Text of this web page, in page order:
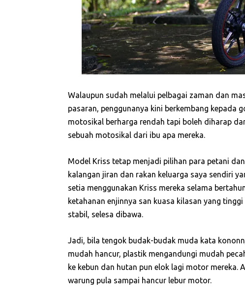
Walaupun sudah melalui pelbagai zaman dan
pasaran, penggunanya kini berkembang kepada
motosikal berharga rendah tapi boleh diharap
sebuah motosikal dari ibu apa mereka.
Model Kriss tetap menjadi pilihan para petani
kalangan jiran dan rakan keluarga saya sendiri
setia menggunakan Kriss mereka selama
ketahanan enjinnya san kuasa kilasan yang
stabil, selesa dibawa.
Jadi, bila tengok budak-budak muda kata
mudah hancur, plastik mengandungi mudah
ke kebun dan hutan pun elok lagi motor mereka.
warung pula sampai hancur lebur motor.